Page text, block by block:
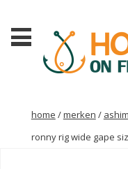
home /merken /
ronny rig wide gape